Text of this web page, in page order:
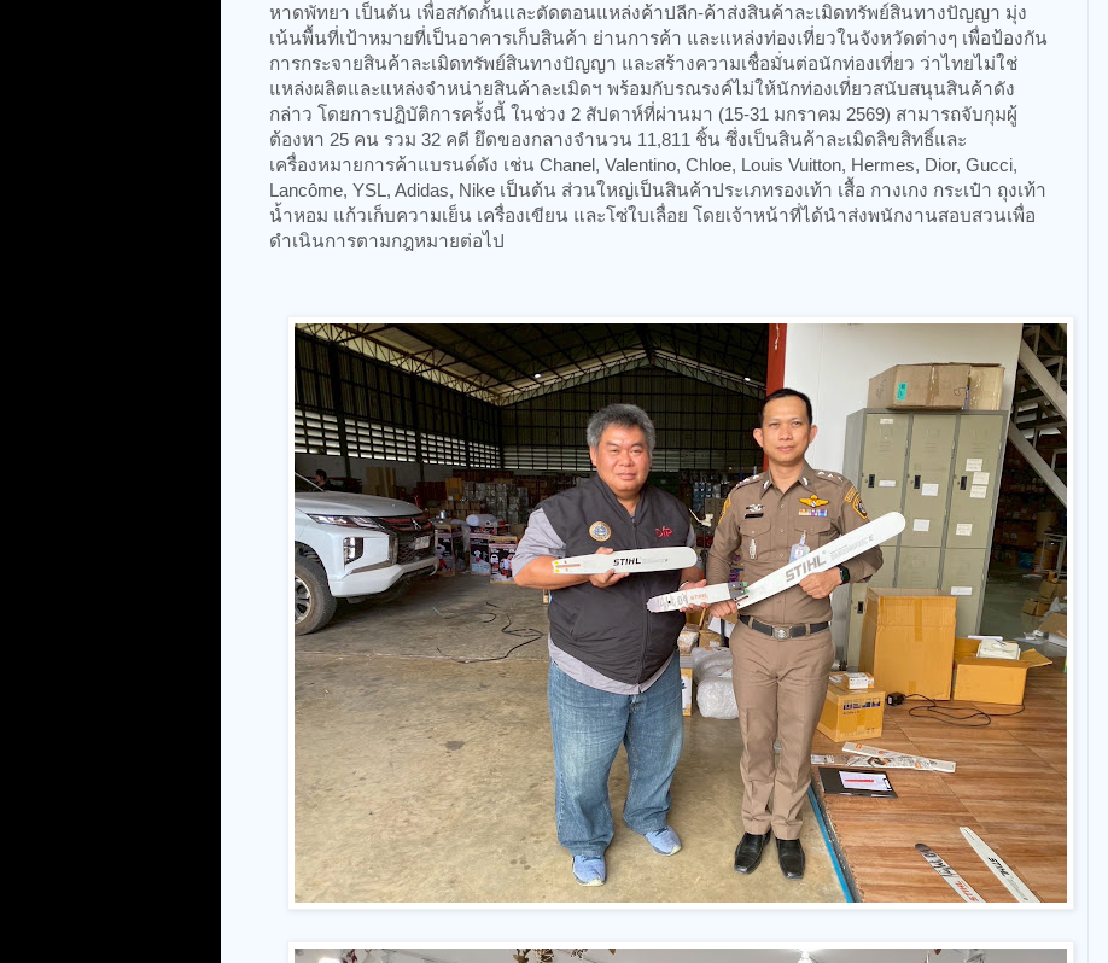
หาดพัทยา เป็นต้น เพื่อสกัดกั้นและตัดตอนแหล่งค้าปลีก-ค้าส่งสินค้าละเมิดทรัพย์สินทางปัญญา มุ่ง
เน้นพื้นที่เป้าหมายที่เป็นอาคารเก็บสินค้า ย่านการค้า และแหล่งท่องเที่ยวในจังหวัดต่างๆ เพื่อป้องกัน
การกระจายสินค้าละเมิดทรัพย์สินทางปัญญา และสร้างความเชื่อมั่นต่อนักท่องเที่ยว ว่าไทยไม่ใช่
แหล่งผลิตและแหล่งจำหน่ายสินค้าละเมิดฯ พร้อมกับรณรงค์ไม่ให้นักท่องเที่ยวสนับสนุนสินค้าดัง
กล่าว โดยการปฏิบัติการครั้งนี้ ในช่วง 2 สัปดาห์ที่ผ่านมา (15-31 มกราคม 2569) สามารถจับกุมผู้
ต้องหา 25 คน รวม 32 คดี ยึดของกลางจำนวน 11,811 ชิ้น ซึ่งเป็นสินค้าละเมิดลิขสิทธิ์และ
เครื่องหมายการค้าแบรนด์ดัง เช่น Chanel, Valentino, Chloe, Louis Vuitton, Hermes, Dior, Gucci,
Lancôme, YSL, Adidas, Nike เป็นต้น ส่วนใหญ่เป็นสินค้าประเภทรองเท้า เสื้อ กางเกง กระเป๋า ถุงเท้า
น้ำหอม แก้วเก็บความเย็น เครื่องเขียน และโซ่ใบเลื่อย โดยเจ้าหน้าที่ได้นำส่งพนักงานสอบสวนเพื่อ
ดำเนินการตามกฎหมายต่อไป